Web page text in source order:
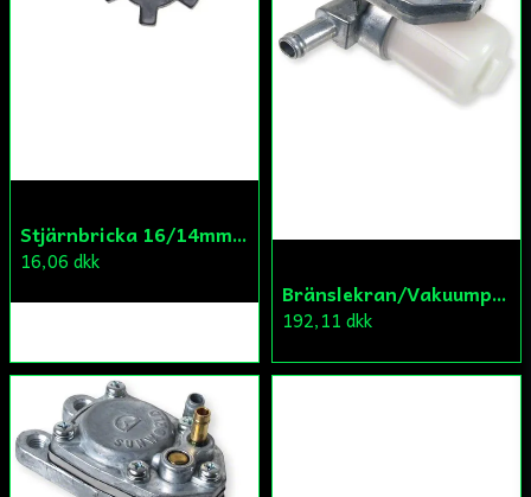
Stjärnbricka 16/14mm Yttre Remskiva
16,06 dkk
Bränslekran/Vakuumpump PGO
192,11 dkk